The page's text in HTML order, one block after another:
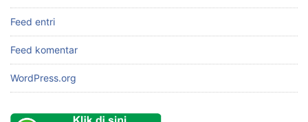
Feed entri
Feed komentar
WordPress.org